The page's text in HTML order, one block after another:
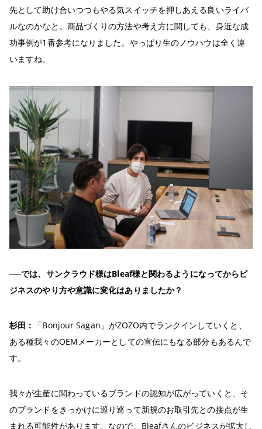
先として助け合いつつもやる気スイッチを押しあえる良いライバ
ルなのかなと。商品づくりの方法や考え方に関しても、身近な成
功事例が1番参考になりました。やっぱり生のノウハウは全く違
いますね。
──では、サンクラウド様はBleaf様と関わるようになってからビ
ジネスのやり方や意識に変化はありましたか？
杉田：
「Bonjour Sagan」がZOZO内でランクインしていくと、
ある種我々のOEMメーカーとしての宣伝にもなる部分もあるんで
す。
我々が生産に関わっているブランドの認知が広がっていくと、そ
のブランドをきっかけに巡り巡って新規のお取引先との接点が生
まれる可能性があります。なので、Bleafさんのビジネスが拡大し